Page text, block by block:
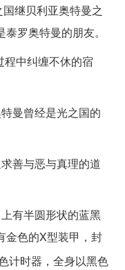
继贝利亚奥特曼之
罗奥特曼的朋友。
中纠缠不休的宿
曼曾经是光之国的
善与恶与真理的道
有半圆形状的蓝黑
金色的X型装甲，封
计时器，全身以黑色